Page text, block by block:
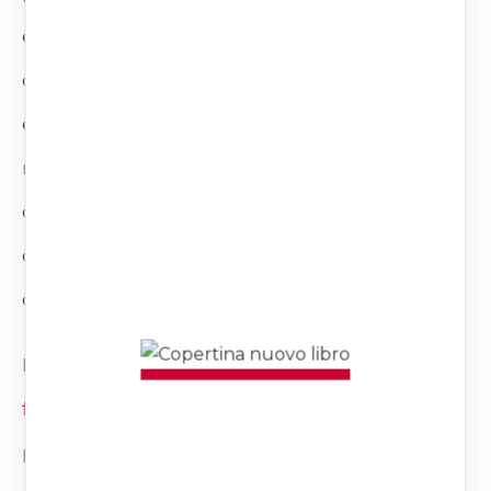
esigenze di solidarietà, che hanno visto l’assegno di
divorzio quale strumento di tutela del coniuge
economicamente più debole: non in funzione del
mantenimento del tenore di vita goduto nel corso
del matrimonio, ma diretto a riconoscere al
coniuge meno abbiente la compensazione del suo
contributo fornito al ménage domestico.
In base a questi dueprincìpi dovrà essere
formulato l’assegno
partner dell’unione civile, al termine della stessa,